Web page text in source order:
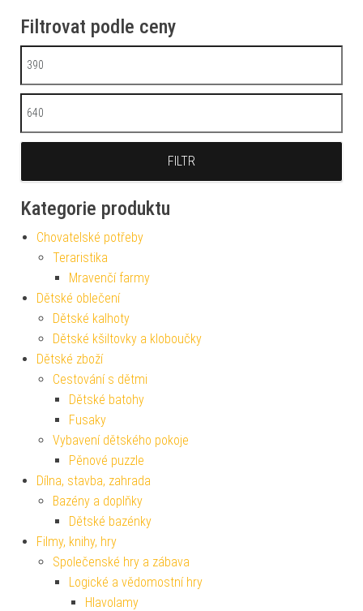
Filtrovat podle ceny
Minimální cena
Maximální cena
FILTR
Kategorie produktu
Chovatelské potřeby
Teraristika
Mravenčí farmy
Dětské oblečení
Dětské kalhoty
Dětské kšiltovky a kloboučky
Dětské zboží
Cestování s dětmi
Dětské batohy
Fusaky
Vybavení dětského pokoje
Pěnové puzzle
Dílna, stavba, zahrada
Bazény a doplňky
Dětské bazénky
Filmy, knihy, hry
Společenské hry a zábava
Logické a vědomostní hry
Hlavolamy